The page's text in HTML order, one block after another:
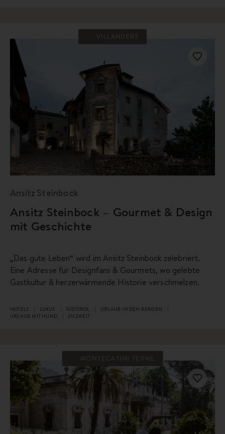
VILLANDERS
Ansitz Steinbock
Ansitz Steinbock – Gourmet & Design
mit Geschichte
„Das gute Leben“ wird im Ansitz Steinbock zelebriert.
Eine Adresse für Designfans & Gourmets, wo gelebte
Gastkultur & herzerwärmende Historie verschmelzen.
HOTELS LUXUS SÜDTIROL
URLAUB IN DEN BERGEN
URLAUB MIT HUND
ZU ZWEIT
MONTECATINI TERME